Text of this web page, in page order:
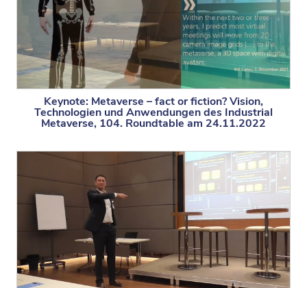
Keynote: Metaverse – fact or fiction? Vision,
Technologien und Anwendungen des Industrial
Metaverse, 104. Roundtable am 24.11.2022